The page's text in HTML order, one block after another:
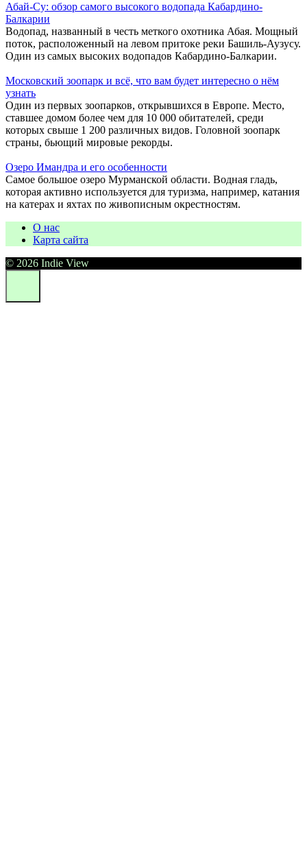
Абай-Су: обзор самого высокого водопада Кабардино-
Балкарии
Водопад, названный в честь меткого охотника Абая. Мощный
поток, расположенный на левом притоке реки Башиль-Аузусу.
Один из самых высоких водопадов Кабардино-Балкарии.
Московский зоопарк и всё, что вам будет интересно о нём
узнать
Один из первых зоопарков, открывшихся в Европе. Место,
ставшее домом более чем для 10 000 обитателей, среди
которых свыше 1 200 различных видов. Головной зоопарк
страны, бьющий мировые рекорды.
Озеро Имандра и его особенности
Самое большое озеро Мурманской области. Водная гладь,
которая активно используется для туризма, например, катания
на катерах и яхтах по живописным окрестностям.
О нас
Карта сайта
© 2026 Indie View